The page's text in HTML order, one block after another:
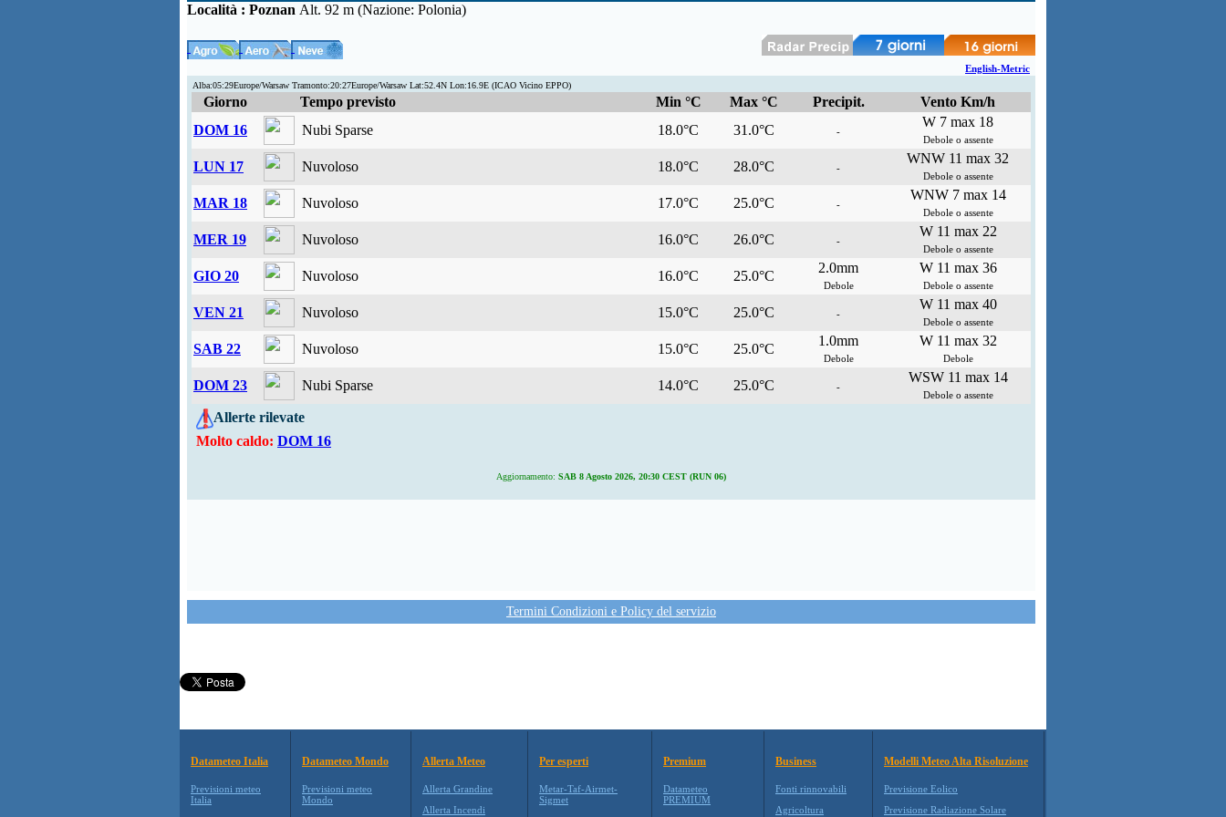
Località : Poznan Alt. 92 m (Nazione: Polonia)
English-Metric
Alba:05:29Europe/Warsaw Tramonto:20:27Europe/Warsaw Lat:52.4N Lon:16.9E (ICAO Vicino EPPO)
Giorno Tempo previsto Min °C Max °C Precipit.
Vento Km/h
DOM 16
Nubi Sparse 18.0°C 31.0°C -
W 7 max 18
Debole o assente
LUN 17 Nuvoloso 18.0°C 28.0°C -
WNW 11 max 32
Debole o assente
MAR 18 Nuvoloso 17.0°C 25.0°C -
WNW 7 max 14
Debole o assente
MER 19 Nuvoloso 16.0°C 26.0°C -
W 11 max 22
Debole o assente
GIO 20 Nuvoloso 16.0°C 25.0°C
2.0mm
Debole
W 11 max 36
Debole o assente
VEN 21 Nuvoloso 15.0°C 25.0°C -
W 11 max 40
Debole o assente
SAB 22 Nuvoloso 15.0°C 25.0°C
1.0mm
Debole
W 11 max 32
Debole
DOM 23 Nubi Sparse 14.0°C 25.0°C -
WSW 11 max 14
Debole o assente
Allerte rilevate
Molto caldo: DOM 16
Aggiornamento: SAB 8 Agosto 2026, 20:30 CEST (RUN 06)
Termini Condizioni e Policy del servizio
Datameteo Italia
Previsioni meteo
Italia
Datameteo Mondo
Previsioni meteo
Mondo
Allerta Meteo
Allerta Grandine
Allerta Incendi
Per esperti
Metar-Taf-Airmet-
Sigmet
Premium
Datameteo
PREMIUM
Business
Fonti rinnovabili
Agricoltura
Modelli Meteo Alta Risoluzione
Previsione Eolico
Previsione Radiazione Solare